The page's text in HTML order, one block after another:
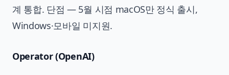
계 통합. 단점 — 5월 시점 macOS만 정식 출시,
Windows·모바일 미지원.
Operator (OpenAI)